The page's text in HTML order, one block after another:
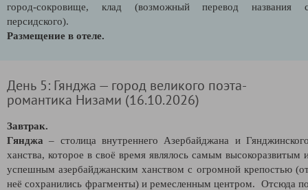
город-сокровище, клад (возможный перевод названия
персидского).
Размещение в отеле.
День 5: Гянджа — город великого поэта-
романтика Низами (16.10.2026)
Завтрак.
Гянджа – столица внутреннего Азербайджана и
ханства, которое в своё время являлось самым высокоразвитым
успешным азербайджанским ханством с огромной крепостью
неё сохранились фрагменты) и ремесленным центром. Отсюда